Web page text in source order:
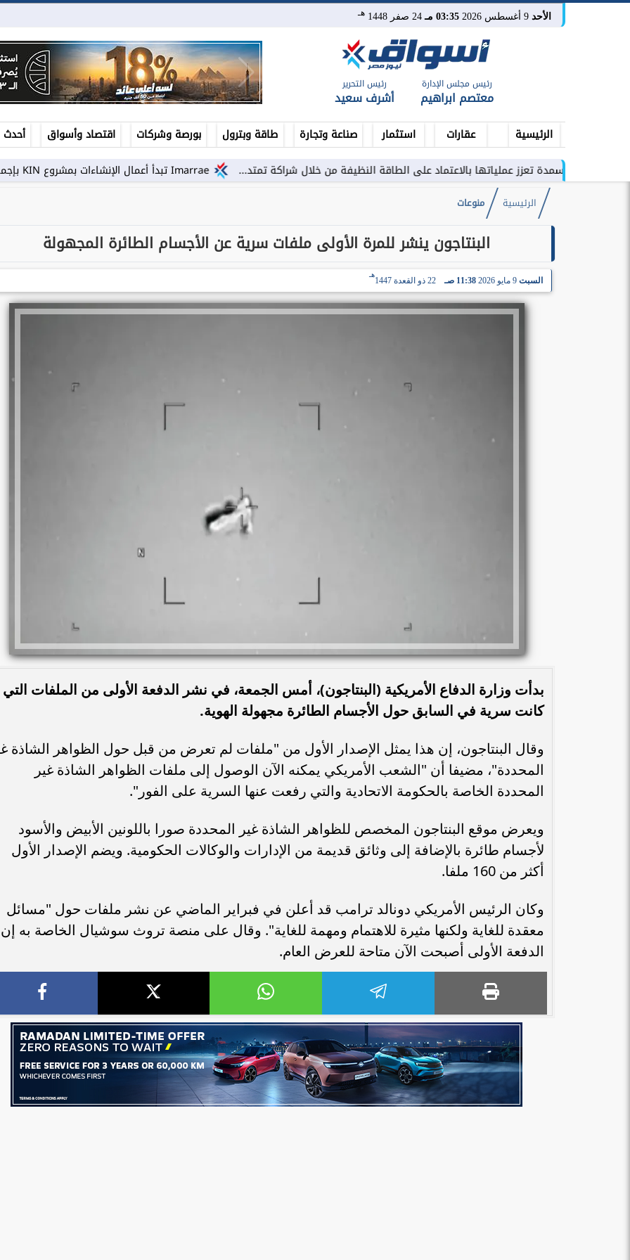
الأحد 03:35 مـ 24 صفر 1448 هـ
رئيس مجلس الإدارة
معتصم ابراهيم
رئيس التحرير
أشرف سعيد
الرئيسية عقارات استثمار صناعة وتجارة طاقة وبترول بورصة وشركات اقتصاد وأسواق
أحدث
Imarrae تبدأ أعمال الإنشاءات بمشروع KIN بإجمالي استثمارات تتجاوز 22 مليار جنيه
تعزز عملياتها بالاعتماد على الطاقة النظيفة من خلال شراكة تمتد...
الرئيسية منوعات
البنتاجون ينشر للمرة الأولى ملفات سرية عن الأجسام الطائرة المجهولة
السبت 9 مايو 2026 11:38 صـ 22 ذو القعدة 1447
هـ
بدأت وزارة الدفاع الأمريكية (البنتاجون)، أمس الجمعة، في نشر الدفعة الأولى من الملفات التي
كانت سرية في السابق حول الأجسام الطائرة مجهولة الهوية.
وقال البنتاجون، إن هذا يمثل الإصدار الأول من "ملفات لم تعرض من قبل حول الظواهر الشاذة
المحددة"، مضيفا أن "الشعب الأمريكي يمكنه الآن الوصول إلى ملفات الظواهر الشاذة غير
المحددة الخاصة بالحكومة الاتحادية والتي رفعت عنها السرية على الفور".
ويعرض موقع البنتاجون المخصص للظواهر الشاذة غير المحددة صورا باللونين الأبيض والأسود
لأجسام طائرة بالإضافة إلى وثائق قديمة من الإدارات والوكالات الحكومية. ويضم الإصدار الأول
أكثر من 160 ملفا.
وكان الرئيس الأمريكي دونالد ترامب قد أعلن في فبراير الماضي عن نشر ملفات حول "مسائل
معقدة للغاية ولكنها مثيرة للاهتمام ومهمة للغاية". وقال على منصة تروث سوشيال الخاصة به إن
الدفعة الأولى أصبحت الآن متاحة للعرض العام.